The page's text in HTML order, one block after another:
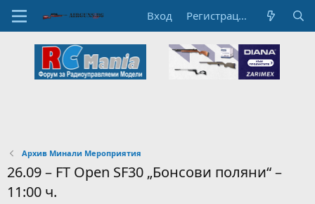
Вход Регистрация
Архив Минали Мероприятия
26.09 – FT Open SF30 „Бонсови поляни“ –
11:00 ч.